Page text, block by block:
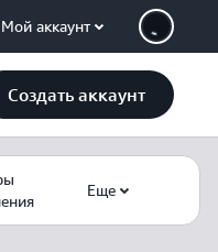
Мой аккаунт
Создать аккаунт
Еще